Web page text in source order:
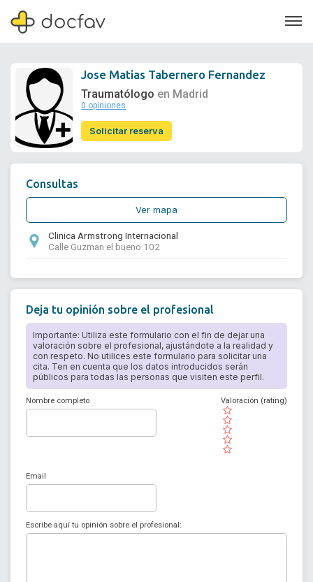
Soporte
Jose Matias Tabernero Fernandez
Traumatólogo en Madrid
0 opiniones
Solicitar reserva
Consultas
Ver mapa
Clinica Armstrong Internacional
Calle Guzman el bueno 102
Deja tu opinión sobre el profesional
Importante: Utiliza este formulario con el fin de dejar una
valoración sobre el profesional, ajustándote a la realidad y
con respeto. No utilices este formulario para solicitar una
cita. Ten en cuenta que los datos introducidos serán
públicos para todas las personas que visiten este perfil.
Nombre completo
( )
( )
( )
( )
( )
Valoración (rating)
Email
Escribe aquí tu opinión sobre el profesional: